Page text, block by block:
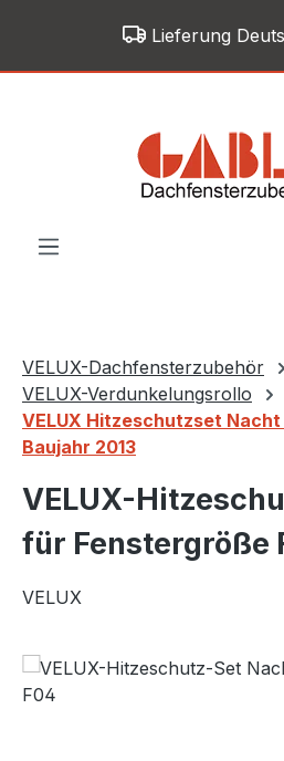
Zum Hauptinhalt springen
Lieferung
VELUX-Dachfensterzubehör
VELUX-Verdunkelungsrollo
VELUX Hitzeschutzset
Baujahr 2013
VELUX-
für Fenstergröße
VELUX
Bildergalerie überspringen